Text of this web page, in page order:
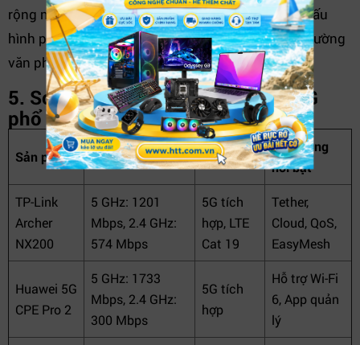
rộng mạng Wi-Fi bằng EasyMesh mà không cần cấu
hình phức tạp. Đây là lựa chọn lý tưởng cho môi trường
văn phòng hoặc gia đình đông thiết bị kết nối.
5. So sánh các sản phẩm Router 5G
phổ biến
Sản phẩm Tốc độ Modem
Tính năng
nổi bật
TP-Link
Archer
NX200
5 GHz: 1201
Mbps, 2.4 GHz:
574 Mbps
5G tích
hợp, LTE
Cat 19
Tether,
Cloud, QoS,
EasyMesh
Huawei 5G
CPE Pro 2
5 GHz: 1733
Mbps, 2.4 GHz:
300 Mbps
5G tích
hợp
Hỗ trợ Wi-Fi
6, App quản
lý